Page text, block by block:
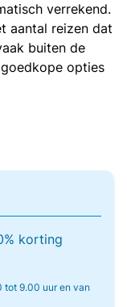
verrekend.
aantal reizen dat
buiten de
opties
korting
tot 9.00 uur en van